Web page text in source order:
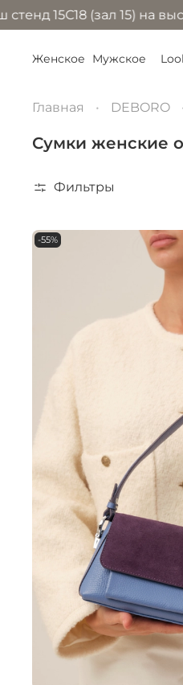
15) на выставке
Женское Мужское
Главная DEBORO
Сумки женские
Фильтры
-55%